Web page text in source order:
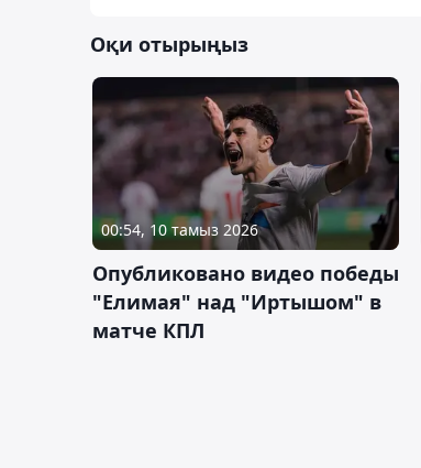
Оқи отырыңыз
00:54, 10 тамыз 2026
Опубликовано видео победы
"Елимая" над "Иртышом" в
матче КПЛ